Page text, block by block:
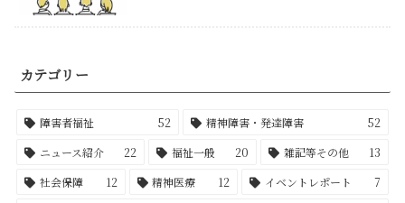
カテゴリー
障害者福祉 52 精神障害・発達障害
52
ニュース紹介
22 福祉一般 20 雑記等その他
13
社会保障
12 精神医療 12 イベントレポート
7